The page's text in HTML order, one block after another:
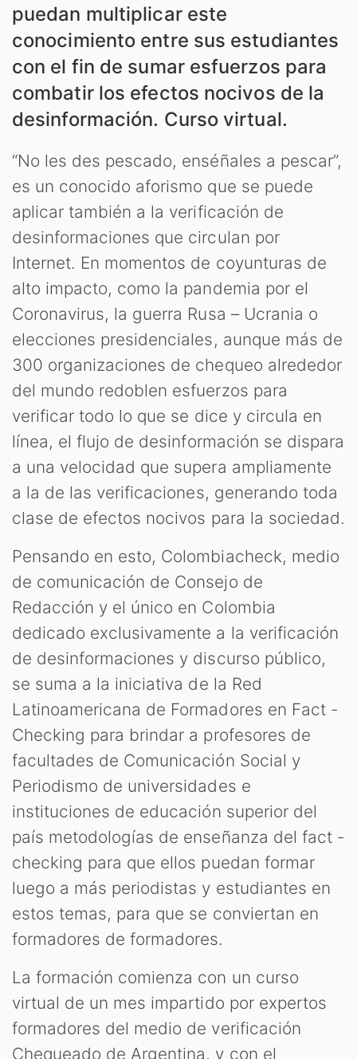
puedan multiplicar este
conocimiento entre sus estudiantes
con el fin de sumar esfuerzos para
combatir los efectos nocivos de la
desinformación. Curso virtual.
“No les des pescado, enséñales a pescar”,
es un conocido aforismo que se puede
aplicar también a la verificación de
desinformaciones que circulan por
Internet. En momentos de coyunturas de
alto impacto, como la pandemia por el
Coronavirus, la guerra Rusa – Ucrania o
elecciones presidenciales, aunque más de
300 organizaciones de chequeo alrededor
del mundo redoblen esfuerzos para
verificar todo lo que se dice y circula en
línea, el flujo de desinformación se dispara
a una velocidad que supera ampliamente
a la de las verificaciones, generando toda
clase de efectos nocivos para la sociedad.
Pensando en esto, Colombiacheck, medio
de comunicación de Consejo de
Redacción y el único en Colombia
dedicado exclusivamente a la verificación
de desinformaciones y discurso público,
se suma a la iniciativa de la Red
Latinoamericana de Formadores en Fact -
Checking para brindar a profesores de
facultades de Comunicación Social y
Periodismo de universidades e
instituciones de educación superior del
país metodologías de enseñanza del fact -
checking para que ellos puedan formar
luego a más periodistas y estudiantes en
estos temas, para que se conviertan en
formadores de formadores.
La formación comienza con un curso
virtual de un mes impartido por expertos
formadores del medio de verificación
Chequeado de Argentina, y con el